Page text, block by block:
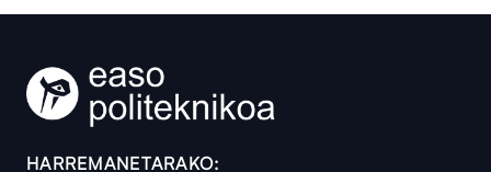
HARREMANETARAKO: